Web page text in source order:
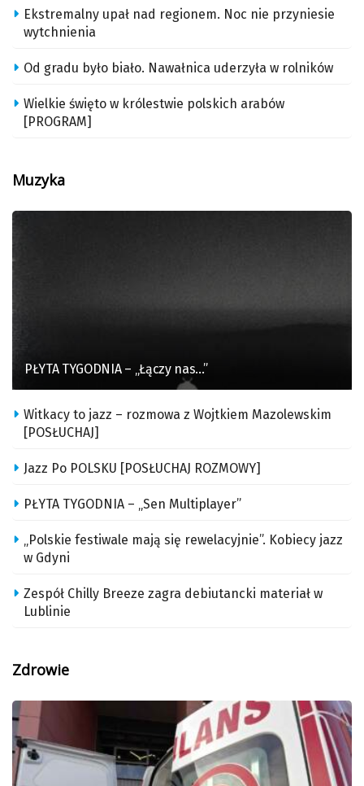
Ekstremalny upał nad regionem. Noc nie przyniesie
wytchnienia
Od gradu było biało. Nawałnica uderzyła w rolników
Wielkie święto w królestwie polskich arabów
[PROGRAM]
Muzyka
PŁYTA TYGODNIA – „Łączy nas…”
Witkacy to jazz – rozmowa z Wojtkiem Mazolewskim
[POSŁUCHAJ]
Jazz Po POLSKU [POSŁUCHAJ ROZMOWY]
PŁYTA TYGODNIA – „Sen Multiplayer”
„Polskie festiwale mają się rewelacyjnie”. Kobiecy jazz
w Gdyni
Zespół Chilly Breeze zagra debiutancki materiał w
Lublinie
Zdrowie